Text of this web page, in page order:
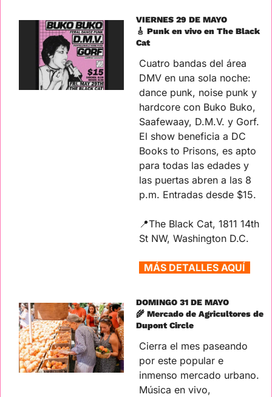
VIERNES 29 DE MAYO
🎸 Punk en vivo en The Black
Cat
Cuatro bandas del área
DMV en una sola noche:
dance punk, noise punk y
hardcore con Buko Buko,
Saafewaay, D.M.V. y Gorf.
El show beneficia a DC
Books to Prisons, es apto
para todas las edades y
las puertas abren a las 8
p.m. Entradas desde $15.
📍The Black Cat, 1811 14th
St NW, Washington D.C.
  MÁS DETALLES AQUÍ
DOMINGO 31 DE MAYO
🌾 Mercado de Agricultores de
Dupont Circle
Cierra el mes paseando
por este popular e
inmenso mercado urbano.
Música en vivo,